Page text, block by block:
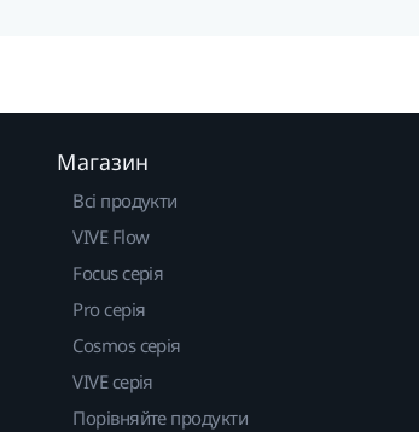
Магазин
Всі продукти
VIVE Flow
Focus серія
Pro серія
Cosmos серія
VIVE серія
Порівняйте продукти